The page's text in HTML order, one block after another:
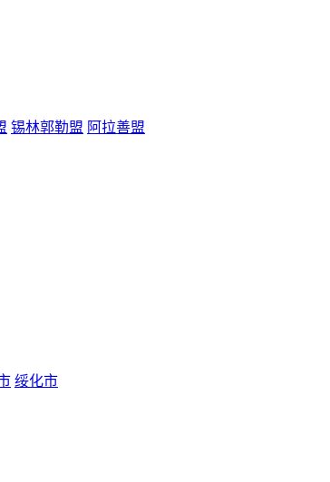
锡林郭勒盟 阿拉善盟
绥化市